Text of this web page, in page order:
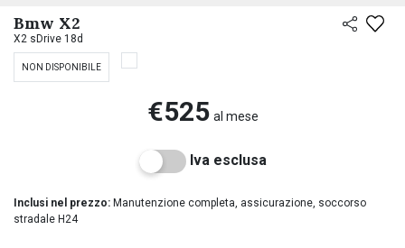
Bmw X2
X2 sDrive 18d
NON DISPONIBILE
€525 al mese
Iva esclusa
Inclusi nel prezzo: Manutenzione completa, assicurazione, soccorso
stradale H24